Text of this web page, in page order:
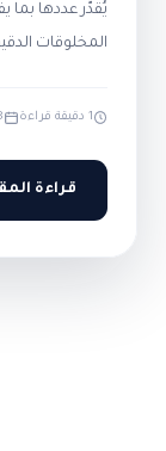
يُقدَّر عددها بما
المخلوقات
1 دقيقة قراءة
قراءة